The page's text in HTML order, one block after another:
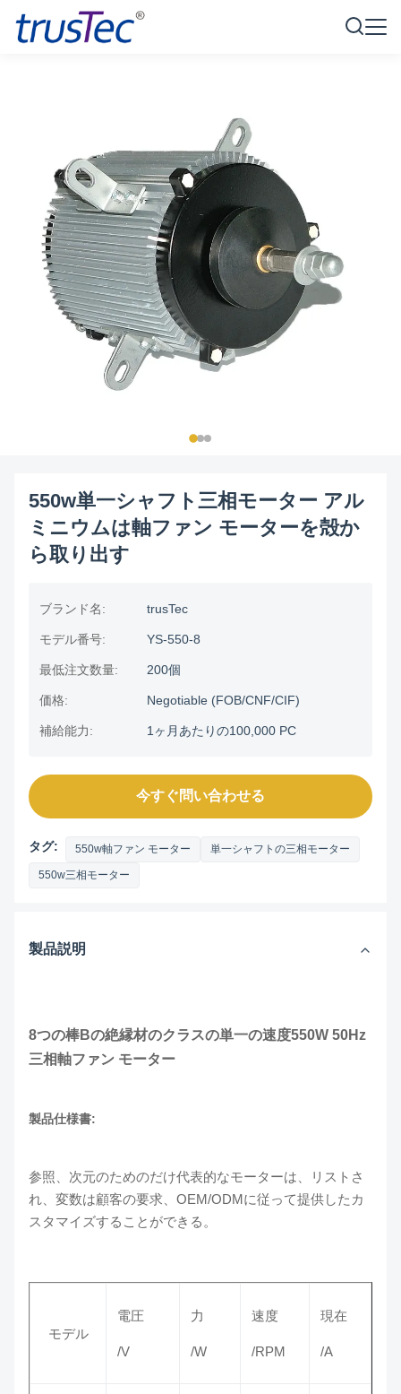
550w単一シャフト三相モーター アル
ミニウムは軸ファン モーターを殻か
ら取り出す
ブランド名: trusTec
モデル番号: YS-550-8
最低注文数量: 200個
価格: Negotiable (FOB/CNF/CIF)
補給能力: 1ヶ月あたりの100,000 PC
今すぐ問い合わせる
タグ: 550w軸ファン モーター 単一シャフトの三相モーター
550w三相モーター
製品説明
8つの棒Bの絶縁材のクラスの単一の速度550W 50Hz
三相軸ファン モーター
製品仕様書:
参照、次元のためのだけ代表的なモーターは、リストさ
れ、変数は顧客の要求、OEM/ODMに従って提供したカ
スタマイズすることができる。
モデル
電圧
/V
力
/W
速度
/RPM
現在
/A